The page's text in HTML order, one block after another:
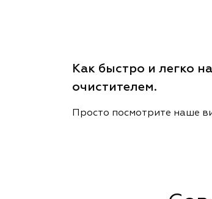
Как быстро и легко
очистителем.
Просто посмотрите наше